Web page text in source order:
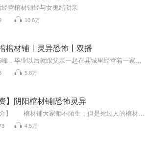
经营棺材铺经与女鬼结阴亲
10.6万
棺材铺丨灵异恐怖丨双播
5.8万
费】阴阳棺材铺|恐怖灵异
4.5万